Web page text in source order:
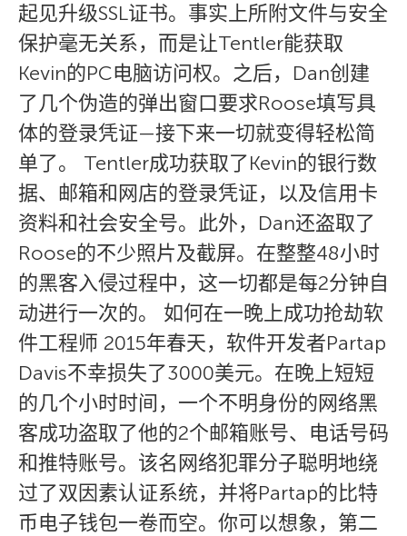
起见升级SSL证书。事实上所附文件与安全
保护毫无关系，而是让Tentler能获取
Kevin的PC电脑访问权。之后，Dan创建
了几个伪造的弹出窗口要求Roose填写具
体的登录凭证—接下来一切就变得轻松简
单了。 Tentler成功获取了Kevin的银行数
据、邮箱和网店的登录凭证，以及信用卡
资料和社会安全号。此外，Dan还盗取了
Roose的不少照片及截屏。在整整48小时
的黑客入侵过程中，这一切都是每2分钟自
动进行一次的。 如何在一晚上成功抢劫软
件工程师 2015年春天，软件开发者Partap
Davis不幸损失了3000美元。在晚上短短
的几个小时时间，一个不明身份的网络黑
客成功盗取了他的2个邮箱账号、电话号码
和推特账号。该名网络犯罪分子聪明地绕
过了双因素认证系统，并将Partap的比特
币电子钱包一卷而空。你可以想象，第二